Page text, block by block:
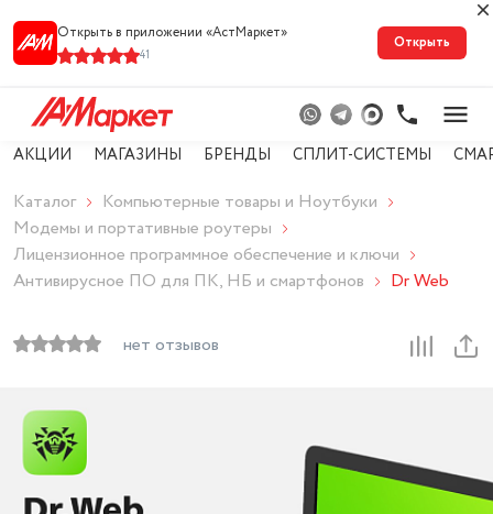
Открыть в приложении «АстМарке‪т‬»
41
Открыть
АКЦИИ МАГАЗИНЫ БРЕНДЫ СПЛИТ-СИСТЕМЫ
Каталог
Компьютерные товары и Ноутбуки
Модемы и портативные роутеры
Лицензионное программное обеспечение и ключи
Антивирусное ПО для ПК, НБ и смартфонов
Dr Web
нет отзывов